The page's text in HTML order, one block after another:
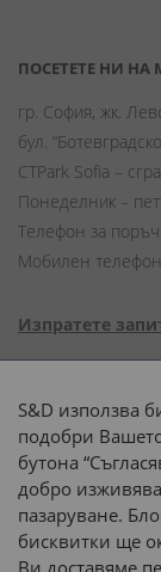
ПОСЕТЕТЕ НИ НА
гр. София, жк.
бул.
CTPark Sofia –
Понеделник –
Телефон за
Мобилен
Изпратете
S&D използва
подобри
бутона
добро
пазаруване.
бисквитки ще
Ви доставяме